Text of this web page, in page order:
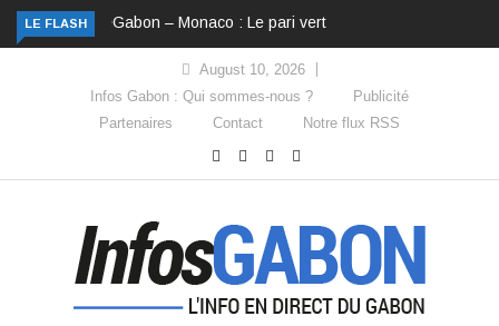
LE FLASH Gabon – Monaco : Le pari vert
August 10, 2026
Infos Gabon : Qui sommes-nous ?
Publicité
Partenaires
Contact Notre flux RSS